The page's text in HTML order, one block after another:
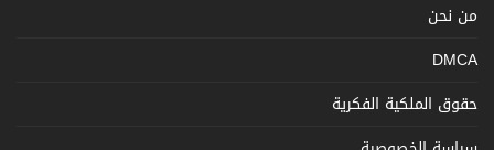
من نحن
DMCA
حقوق الملكية الفكرية